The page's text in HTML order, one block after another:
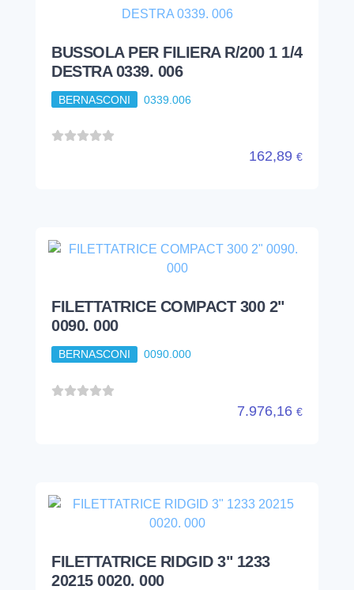
BUSSOLA PER FILIERA R/200 1 1/4
DESTRA 0339. 006
BERNASCONI 0339.006
162,89 €
FILETTATRICE COMPACT 300 2"
0090. 000
BERNASCONI 0090.000
7.976,16 €
FILETTATRICE RIDGID 3" 1233
20215 0020. 000